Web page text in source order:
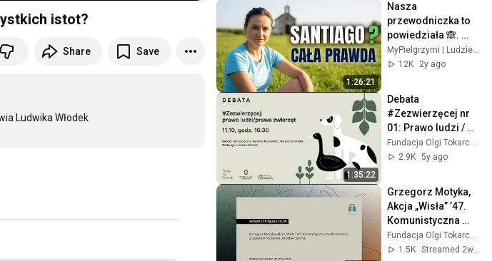
istot?
Share Save
7
1:28:59
Debata #Zezwierzęcej nr
07: Bydlęce brzemię
Fundacja Olgi Tokarczuk
8
1:07:57
Debata #zezwierzęcej: Czy
Diogenes był weganinem, a
święty Franciszek
naprawdę kochał
zwierzęta?
Fundacja Olgi Tokarczuk
9
1:16:30
Czy rok po wyborach
zwierzęta w Polsce mają
się lepiej? Debata z cyklu
#zezwierzecej.
Fundacja Olgi Tokarczuk
1:26:21
Nasza
przewodniczka to
powiedziała 🙈.
Agnieszka Gasiuk o
początkach na
MyPielgrzymi | Ludzie od Camino
12K
2y ago
1:35:22
Debata
#Zezwierzęcej nr
01: Prawo ludzi /
prawa zwierząt.
Fundacja Olgi Tokarczuk
2.9K 5y ago
Grzegorz Motyka,
Akcja „Wisła” ’47.
Komunistyczna
czystka etniczna. Fundacja Olgi Tokarczuk
1.5K
Streamed 2w ago